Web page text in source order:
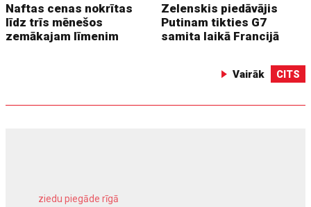
Naftas cenas nokrītas
līdz trīs mēnešos
zemākajam līmenim
Zelenskis piedāvājis
Putinam tikties G7
samita laikā Francijā
Vairāk CITS
ziedu piegāde rīgā